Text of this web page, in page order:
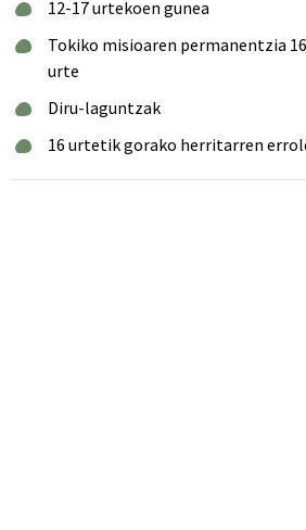
12-17 urtekoen gunea
Tokiko misioaren permanentzia
urte
Diru-laguntzak
16 urtetik gorako herritarren